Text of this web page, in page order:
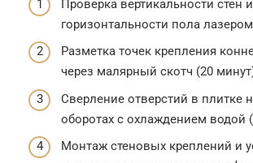
Проверка вертикальности стен и
горизонтальности пола
Разметка точек крепления
через малярный скотч (20
Сверление отверстий в плитке
оборотах с охлаждением водой
Монтаж стеновых креплений и